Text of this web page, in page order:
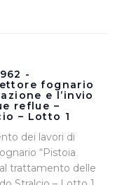
-
fognario
e l’invio
reflue –
– Lotto 1
dei lavori di
“Pistoia
al trattamento delle